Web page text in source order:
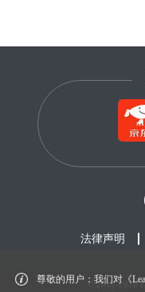
尊敬的用户：我们对《
法律声明
© 2012-2026